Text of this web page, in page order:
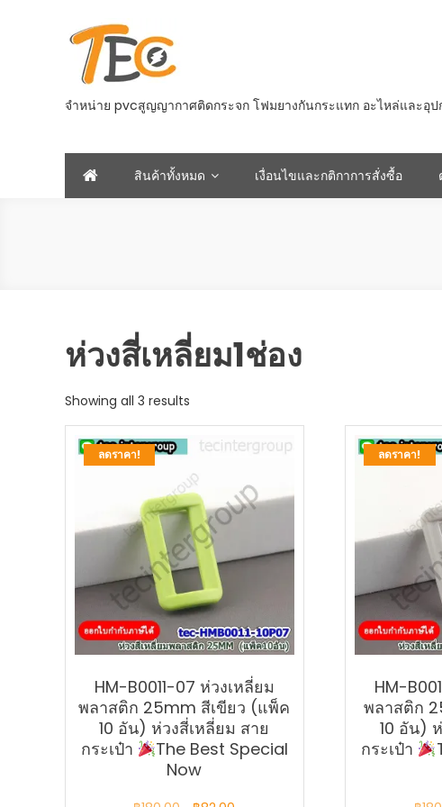
จำหน่าย pvcสูญญากาศติดกระจก โฟมยางกันกระแทก อะไหล่และอุ
สินค้าทั้งหมด เงื่อนไขและกติกาการสั่งซื้อ
ห่วงสี่เหลี่ยม1ช่อง
Showing all 3 results
by
latest
ลดราคา!
HM-B0011-07 ห่วงเหลี่ยม
พลาสติก 25mm สีเขียว (แพ็ค
10 อัน) ห่วงสี่เหลี่ยม สาย
กระเป๋า
The Best Special
Now
ลดราคา!
HM-
พลาสติก
10 อัน)
กระเป๋า